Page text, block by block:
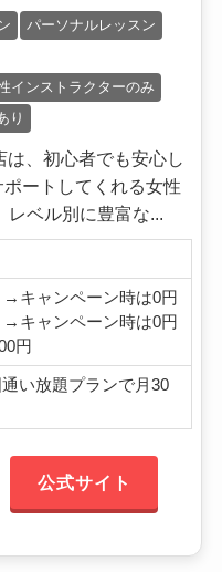
パーソナルレッスン
インストラクターのみ
り
、初心者でも安心し
ートしてくれる女性
レベル別に豊富な...
→キャンペーン時は0円
→キャンペーン時は0円
円
い放題プランで月30
公式サイト